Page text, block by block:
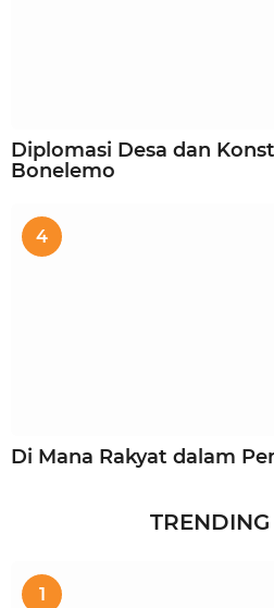
Diplomasi Desa dan
Bonelemo
4
Di Mana Rakyat dalam
1